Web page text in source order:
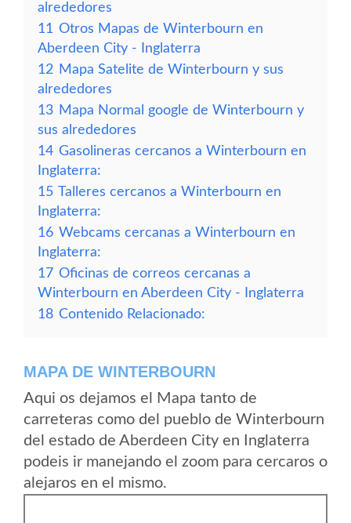
alrededores
11 Otros Mapas de Winterbourn en
Aberdeen City - Inglaterra
12 Mapa Satelite de Winterbourn y sus
alrededores
13 Mapa Normal google de Winterbourn y
sus alrededores
14 Gasolineras cercanos a Winterbourn en
Inglaterra:
15 Talleres cercanos a Winterbourn en
Inglaterra:
16 Webcams cercanas a Winterbourn en
Inglaterra:
17 Oficinas de correos cercanas a
Winterbourn en Aberdeen City - Inglaterra
18 Contenido Relacionado:
MAPA DE WINTERBOURN
Aqui os dejamos el Mapa tanto de
carreteras como del pueblo de Winterbourn
del estado de Aberdeen City en Inglaterra
podeis ir manejando el zoom para cercaros o
alejaros en el mismo.